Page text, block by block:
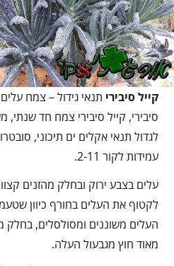
קייל סיבירי תנאי גידול – צמח
סיבירי, קייל סיבירי צמח חד
לגדול תנאי אקלים ים תיכוני,
עמידות לקור 2-11.
עלים בצבע ירוק ובחלק מהזנים
לקטוף את העלים בחורף כיוון
העלים משוננים ומסולסלים, בחלק
מאוד חוץ מגבעול העלה.